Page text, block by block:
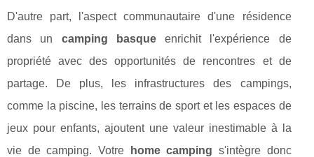
D'autre part, l'aspect communautaire d'une résidence
dans un camping basqueenrichit l'expérience de
propriété avec des opportunités de rencontres et de
partage. De plus, les infrastructures des campings,
comme la piscine, les terrains de sport et les espaces de
jeux pour enfants, ajoutent une valeur inestimable à la
vie de camping. Votre
home camping s'intègre donc